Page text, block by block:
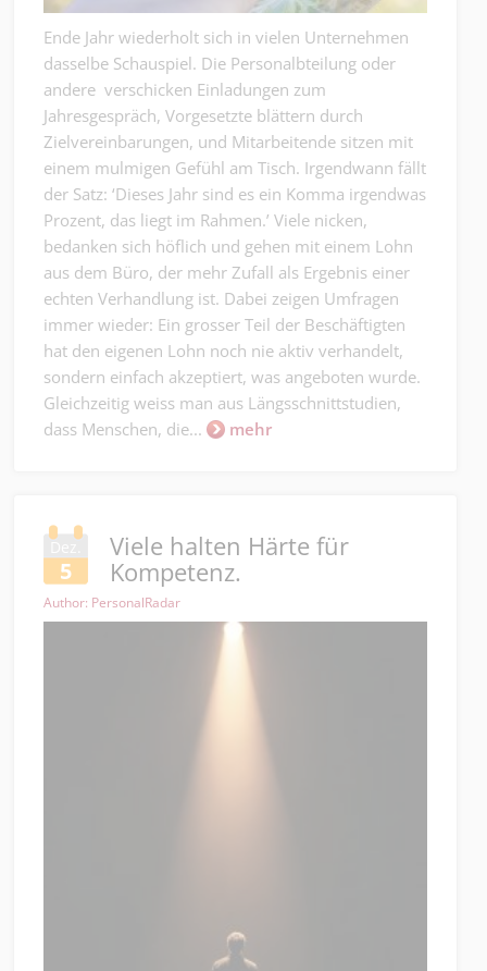
Ende Jahr wiederholt sich in vielen Unternehmen
dasselbe Schauspiel. Die Personalbteilung oder
andere verschicken Einladungen zum
Jahresgespräch, Vorgesetzte blättern durch
Zielvereinbarungen, und Mitarbeitende sitzen mit
einem mulmigen Gefühl am Tisch. Irgendwann fällt
der Satz: ‘Dieses Jahr sind es ein Komma irgendwas
Prozent, das liegt im Rahmen.’ Viele nicken,
bedanken sich höflich und gehen mit einem Lohn
aus dem Büro, der mehr Zufall als Ergebnis einer
echten Verhandlung ist. Dabei zeigen Umfragen
immer wieder: Ein grosser Teil der Beschäftigten
hat den eigenen Lohn noch nie aktiv verhandelt,
sondern einfach akzeptiert, was angeboten wurde.
Gleichzeitig weiss man aus Längsschnittstudien,
dass Menschen, die...
mehr
Dez.
5
Viele halten Härte für
Kompetenz.
Author: PersonalRadar